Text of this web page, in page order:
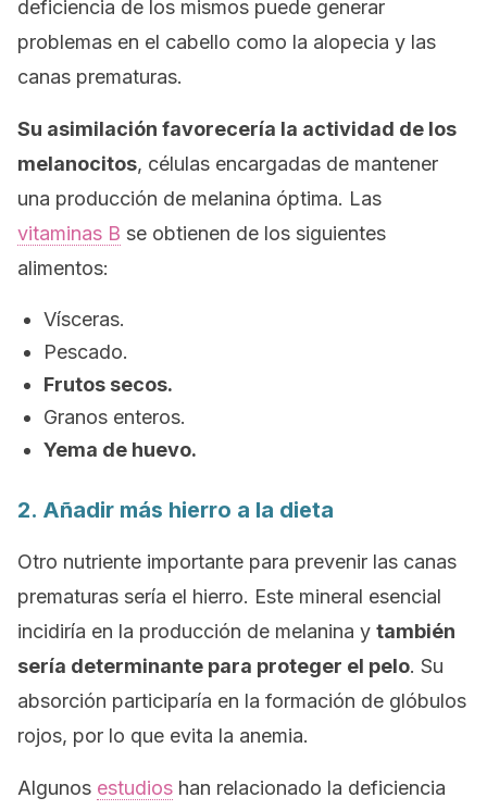
deficiencia de los mismos puede generar
problemas en el cabello como la alopecia y las
canas prematuras.
Su asimilación favorecería la actividad de los
melanocitos, células encargadas de mantener
una producción de melanina óptima. Las
vitaminas B se obtienen de los siguientes
alimentos:
Vísceras.
Pescado.
Frutos secos.
Granos enteros.
Yema de huevo.
2. Añadir más hierro a la dieta
Otro nutriente importante para prevenir las canas
prematuras sería el hierro. Este mineral esencial
incidiría en la producción de melanina y también
sería determinante para proteger el pelo. Su
absorción participaría en la formación de glóbulos
rojos, por lo que evita la anemia.
Algunos estudios han relacionado la deficiencia